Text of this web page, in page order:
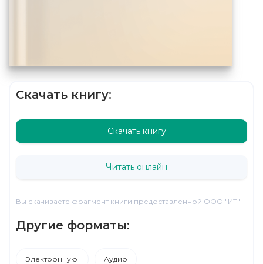
Скачать книгу:
Скачать книгу
Читать онлайн
Вы скачиваете фрагмент книги предоставленной ООО "ИТ"
Другие форматы:
Электронную Аудио